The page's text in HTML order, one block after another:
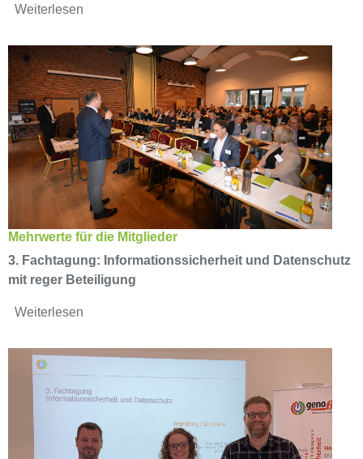
Weiterlesen
Mehrwerte für die Mitglieder
3. Fachtagung: Informationssicherheit und Datenschutz
mit reger Beteiligung
Weiterlesen